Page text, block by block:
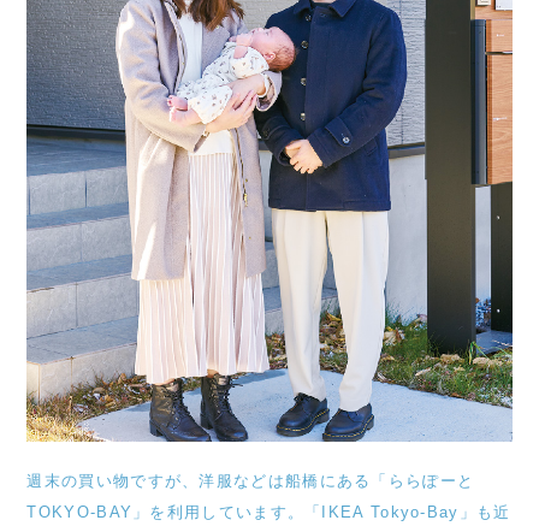
週末の買い物ですが、洋服などは船橋にある「ららぽーと
TOKYO-BAY」を利用しています。「IKEA Tokyo-Bay」も近